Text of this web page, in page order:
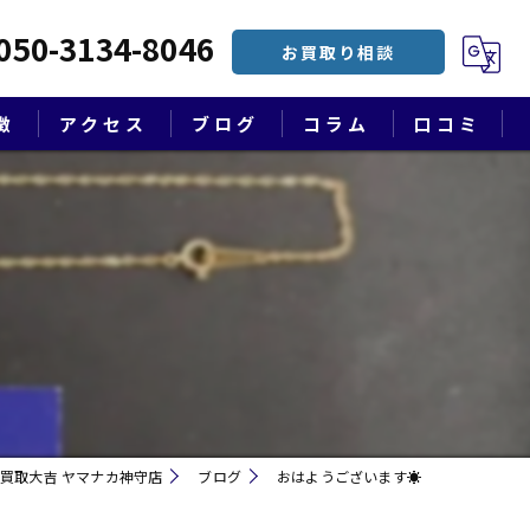
3134-8046 お買取り相談
整理・終活
アクセス ブログ コラム 口コミ
取大吉 ヤマナカ神守店 ブログ おはようございます☀